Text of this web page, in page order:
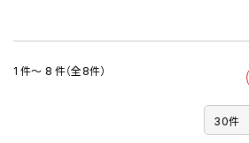
1 件～ 8 件（全8件）